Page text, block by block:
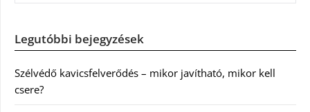
Legutóbbi bejegyzések
Szélvédő kavicsfelverődés – mikor javítható, mikor kell
csere?